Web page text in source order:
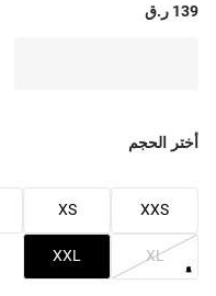
139 ر.ق
أختر الحجم
XXS
XS
XL
XXL